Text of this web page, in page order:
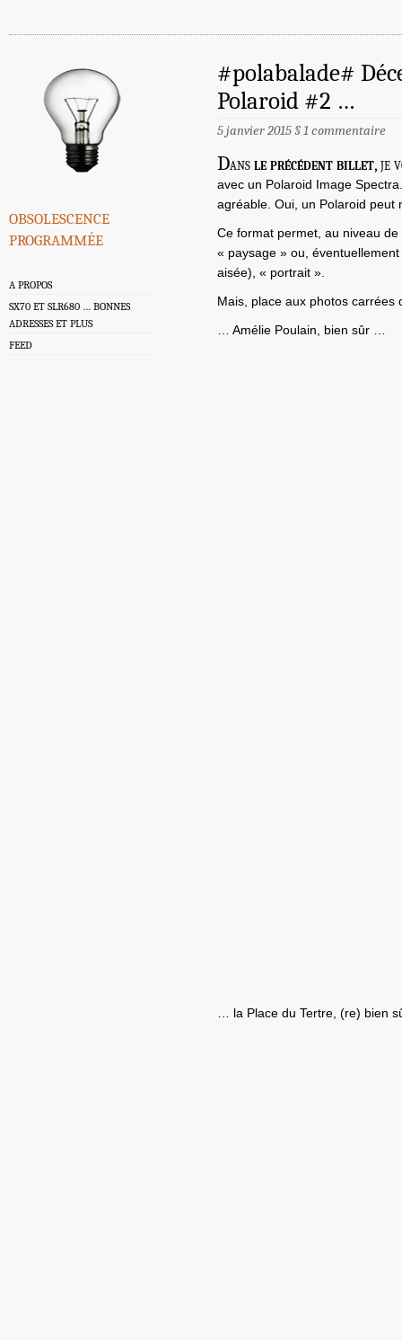
obsolescence
programmée
A PROPOS
SX70 ET SLR680 … BONNES
ADRESSES ET PLUS
FEED
#polabalade#
Polaroid #2 …
5 janvier 2015§1 commentaire
Dansle précédent billet, je
avec un Polaroid Image
agréable. Oui, un Polaroid
Ce format permet, au niveau
« paysage » ou,
aisée), « portrait ».
Mais, place aux photos carrées
… Amélie Poulain, bien sûr …
… la Place du Tertre, (re) bien